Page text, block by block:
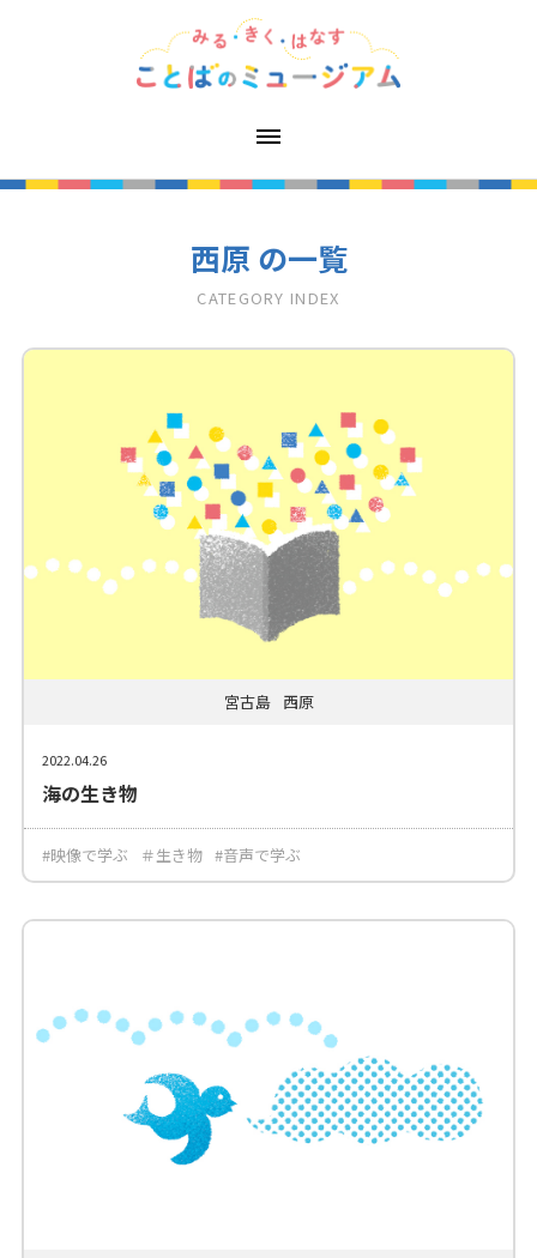
西原 の一覧
CATEGORY INDEX
宮古島 西原
2022.04.26
海の生き物
#映像で学ぶ ＃生き物 #音声で学ぶ